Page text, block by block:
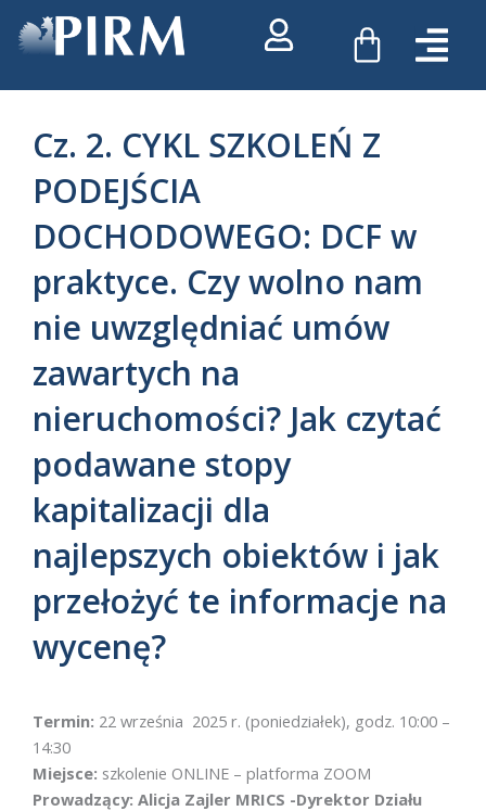
Przejdź
WÓZEK
Cz. 2. CYKL SZKOLEŃ Z
PODEJŚCIA
DOCHODOWEGO: DCF w
praktyce. Czy wolno nam
nie uwzględniać umów
zawartych na
nieruchomości? Jak czytać
podawane stopy
kapitalizacji dla
najlepszych obiektów i jak
przełożyć te informacje na
wycenę?
Termin: 22 września 2025 r. (poniedziałek), godz. 10:00 –
14:30
Miejsce: szkolenie ONLINE – platforma ZOOM
Prowadzący: Alicja Zajler MRICS -Dyrektor Działu